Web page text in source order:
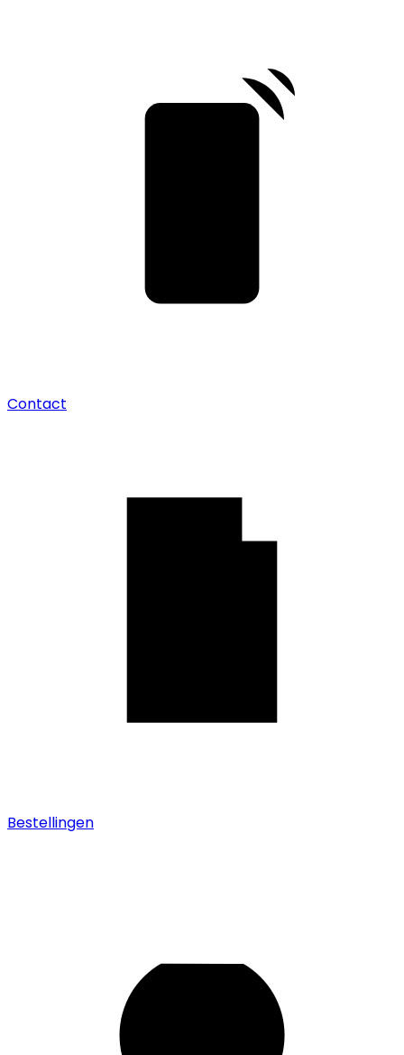
Contact
Bestellingen